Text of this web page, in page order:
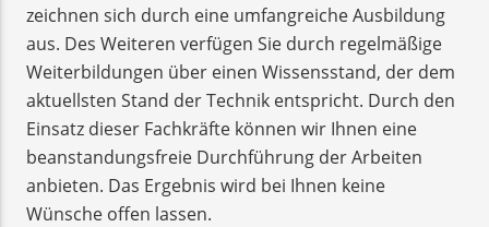
zeichnen sich durch eine umfangreiche Ausbildung
aus. Des Weiteren verfügen Sie durch regelmäßige
Weiterbildungen über einen Wissensstand, der dem
aktuellsten Stand der Technik entspricht. Durch den
Einsatz dieser Fachkräfte können wir Ihnen eine
beanstandungsfreie Durchführung der Arbeiten
anbieten. Das Ergebnis wird bei Ihnen keine
Wünsche offen lassen.